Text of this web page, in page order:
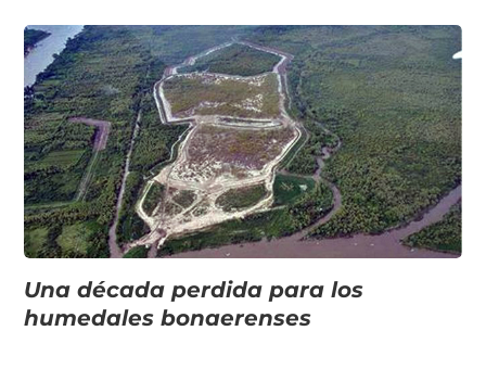
Una década perdida para los
humedales bonaerenses